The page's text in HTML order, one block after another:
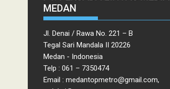
MEDAN
Jl. Denai / Rawa No. 221 – B
Tegal Sari Mandala II 20226
Medan - Indonesia
Telp : 061 – 7350474
Email : medantopmetro@gmail.com,